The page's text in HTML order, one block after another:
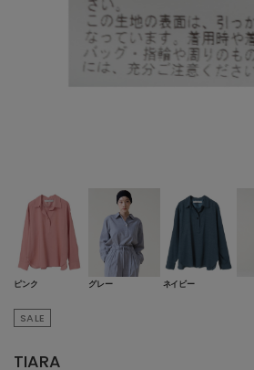
ピンク グレー ネイビー
SALE
TIARA